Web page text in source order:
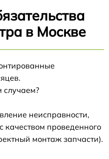
в Москве
случаем?
неисправности,
качеством проведенного
монтаж запчасти).